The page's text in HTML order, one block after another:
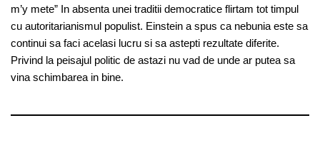
m’y mete” In absenta unei traditii democratice flirtam tot timpul
cu autoritarianismul populist. Einstein a spus ca nebunia este sa
continui sa faci acelasi lucru si sa astepti rezultate diferite.
Privind la peisajul politic de astazi nu vad de unde ar putea sa
vina schimbarea in bine.